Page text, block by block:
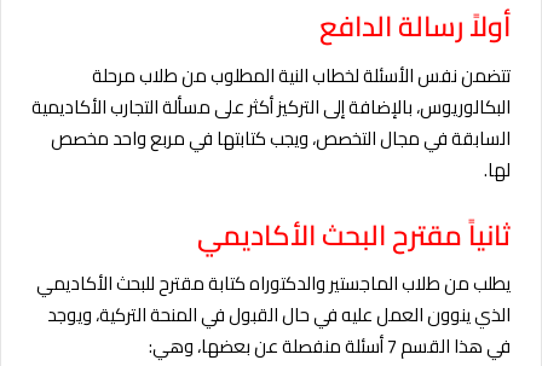
أولاً رسالة الدافع
تتضمن نفس الأسئلة لخطاب النية المطلوب من طلاب مرحلة
البكالوريوس، بالإضافة إلى التركيز أكثر على مسألة التجارب الأكاديمية
السابقة في مجال التخصص، ويجب كتابتها في مربع واحد مخصص
لها.
ثانياً مقترح البحث الأكاديمي
يطلب من طلاب الماجستير والدكتوراه كتابة مقترح للبحث الأكاديمي
الذي ينوون العمل عليه في حال القبول في المنحة التركية، ويوجد
في هذا القسم 7 أسئلة منفصلة عن بعضها، وهي: